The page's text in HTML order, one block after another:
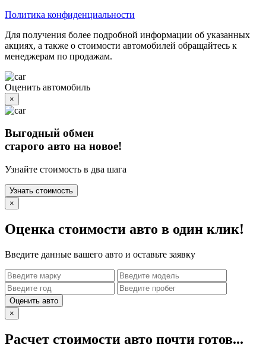
Политика конфиденциальности
Для получения более подробной информации об указанных
акциях, а также о стоимости автомобилей обращайтесь к
менеджерам по продажам.
Оценить автомобиль
×
Выгодный обмен
старого авто на новое!
Узнайте стоимость в два шага
Узнать стоимость
×
Оценка стоимости авто в один клик!
Введите данные вашего авто и оставьте заявку
Оценить авто
×
Расчет стоимости авто почти готов...